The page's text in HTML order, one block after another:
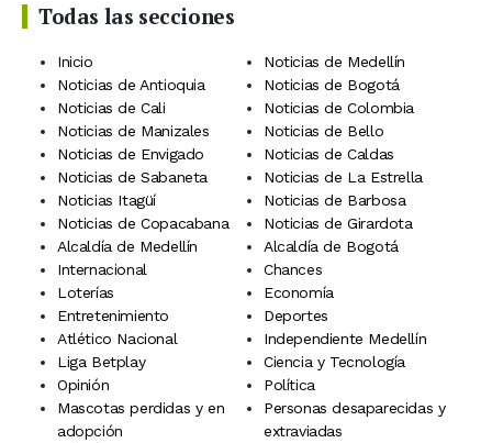
Todas las secciones
Inicio
Noticias de Medellín
Noticias de Antioquia
Noticias de Bogotá
Noticias de Cali
Noticias de Colombia
Noticias de Manizales
Noticias de Bello
Noticias de Envigado
Noticias de Caldas
Noticias de Sabaneta
Noticias de La Estrella
Noticias Itagüí
Noticias de Barbosa
Noticias de Copacabana
Noticias de Girardota
Alcaldía de Medellín
Alcaldía de Bogotá
Internacional
Chances
Loterías
Economía
Entretenimiento
Deportes
Atlético Nacional
Independiente Medellín
Liga Betplay
Ciencia y Tecnología
Opinión
Política
Mascotas perdidas y en
adopción
Personas desaparecidas y
extraviadas